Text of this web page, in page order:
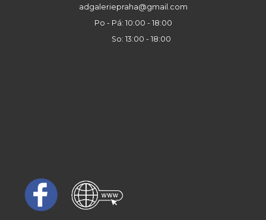
adgaleriepraha@gmail.com
Po - Pá: 10:00 - 18:00
So: 13:00 - 18:00